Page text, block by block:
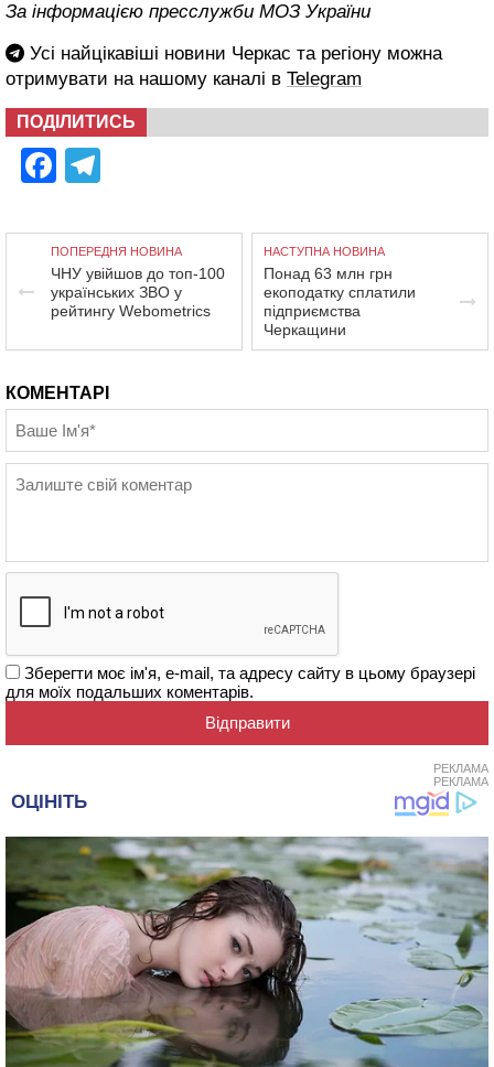
За інформацією пресслужби МОЗ України
Усі найцікавіші новини Черкас та регіону можна
отримувати на нашому каналі в Telegram
ПОДІЛИТИСЬ
Facebook
ПОПЕРЕДНЯ НОВИНА
ЧНУ увійшов до топ-100
українських ЗВО у
рейтингу Webometrics
НАСТУПНА НОВИНА
Понад 63 млн грн
екоподатку сплатили
підприємства
Черкащини
КОМЕНТАРІ
Зберегти моє ім'я, e-mail, та адресу сайту в цьому браузері
для моїх подальших коментарів.
РЕКЛАМА
РЕКЛАМА